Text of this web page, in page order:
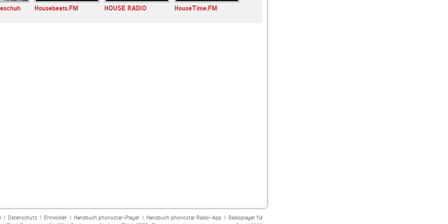
Housebeats.FM HOUSE RADIO HouseTime.FM
| Datenschutz| Entwickler| Handbuch phonostar-Player| Handbuch phonostar Radio-App| Radioplayer für